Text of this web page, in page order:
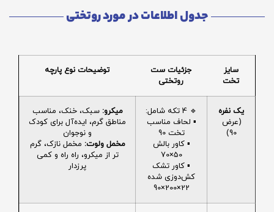
جدول اطلاعات در مورد روتختی
سایز
تخت
جزئیات ست
روتختی
توضیحات نوع پارچه
یک نفره
(عرض
90)
🔹 4 تکه شامل:
▪️ لحاف مناسب
تخت 90
▪️ کاور بالش
50×70
▪️ کاور تشک
کش‌دوزی شده
22×200×90
میکرو: سبک، خنک، مناسب
مناطق گرم، ایده‌آل برای کودک
و نوجوان
مخمل ولوت: مخمل نازک، گرم
تر از میکرو، راه راه و کمی
پرزدار